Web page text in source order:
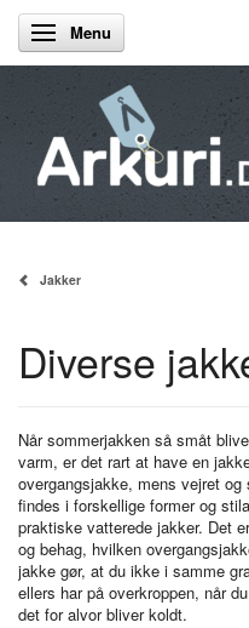
Skifte navigation
Menu
Jakker
Diverse
Når sommerjakken så småt
varm, er det rart at have en
overgangsjakke, mens vejret
findes i forskellige former og
praktiske vatterede jakker. Det
og behag, hvilken
jakke gør, at du ikke i samme
ellers har på overkroppen, når
det for alvor bliver koldt.